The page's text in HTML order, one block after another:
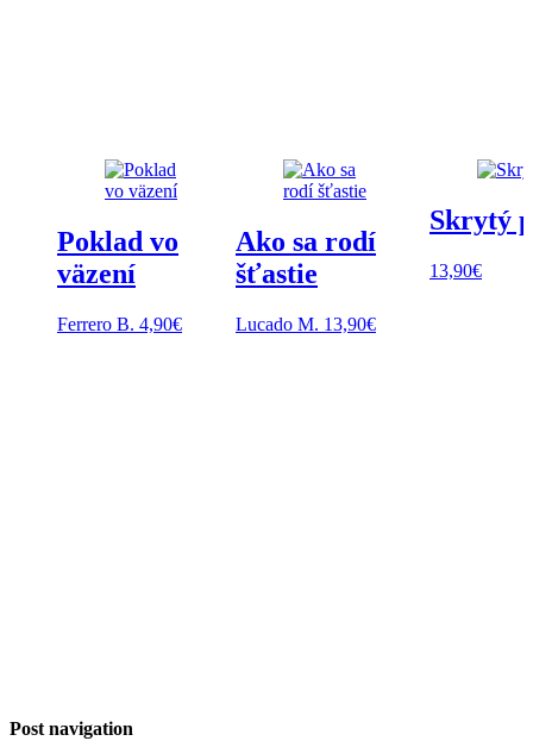
Poklad vo
väzení
Ferrero B. 4,90€
Ako sa rodí
šťastie
Lucado M. 13,90€
Skrytý
13,90€
Post navigation